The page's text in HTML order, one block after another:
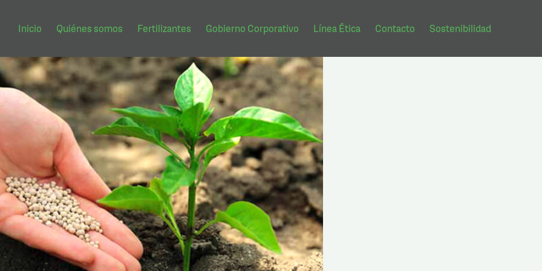
Inicio Quiénes somos Fertilizantes Gobierno Corporativo Línea Ética Contacto Sostenibilidad